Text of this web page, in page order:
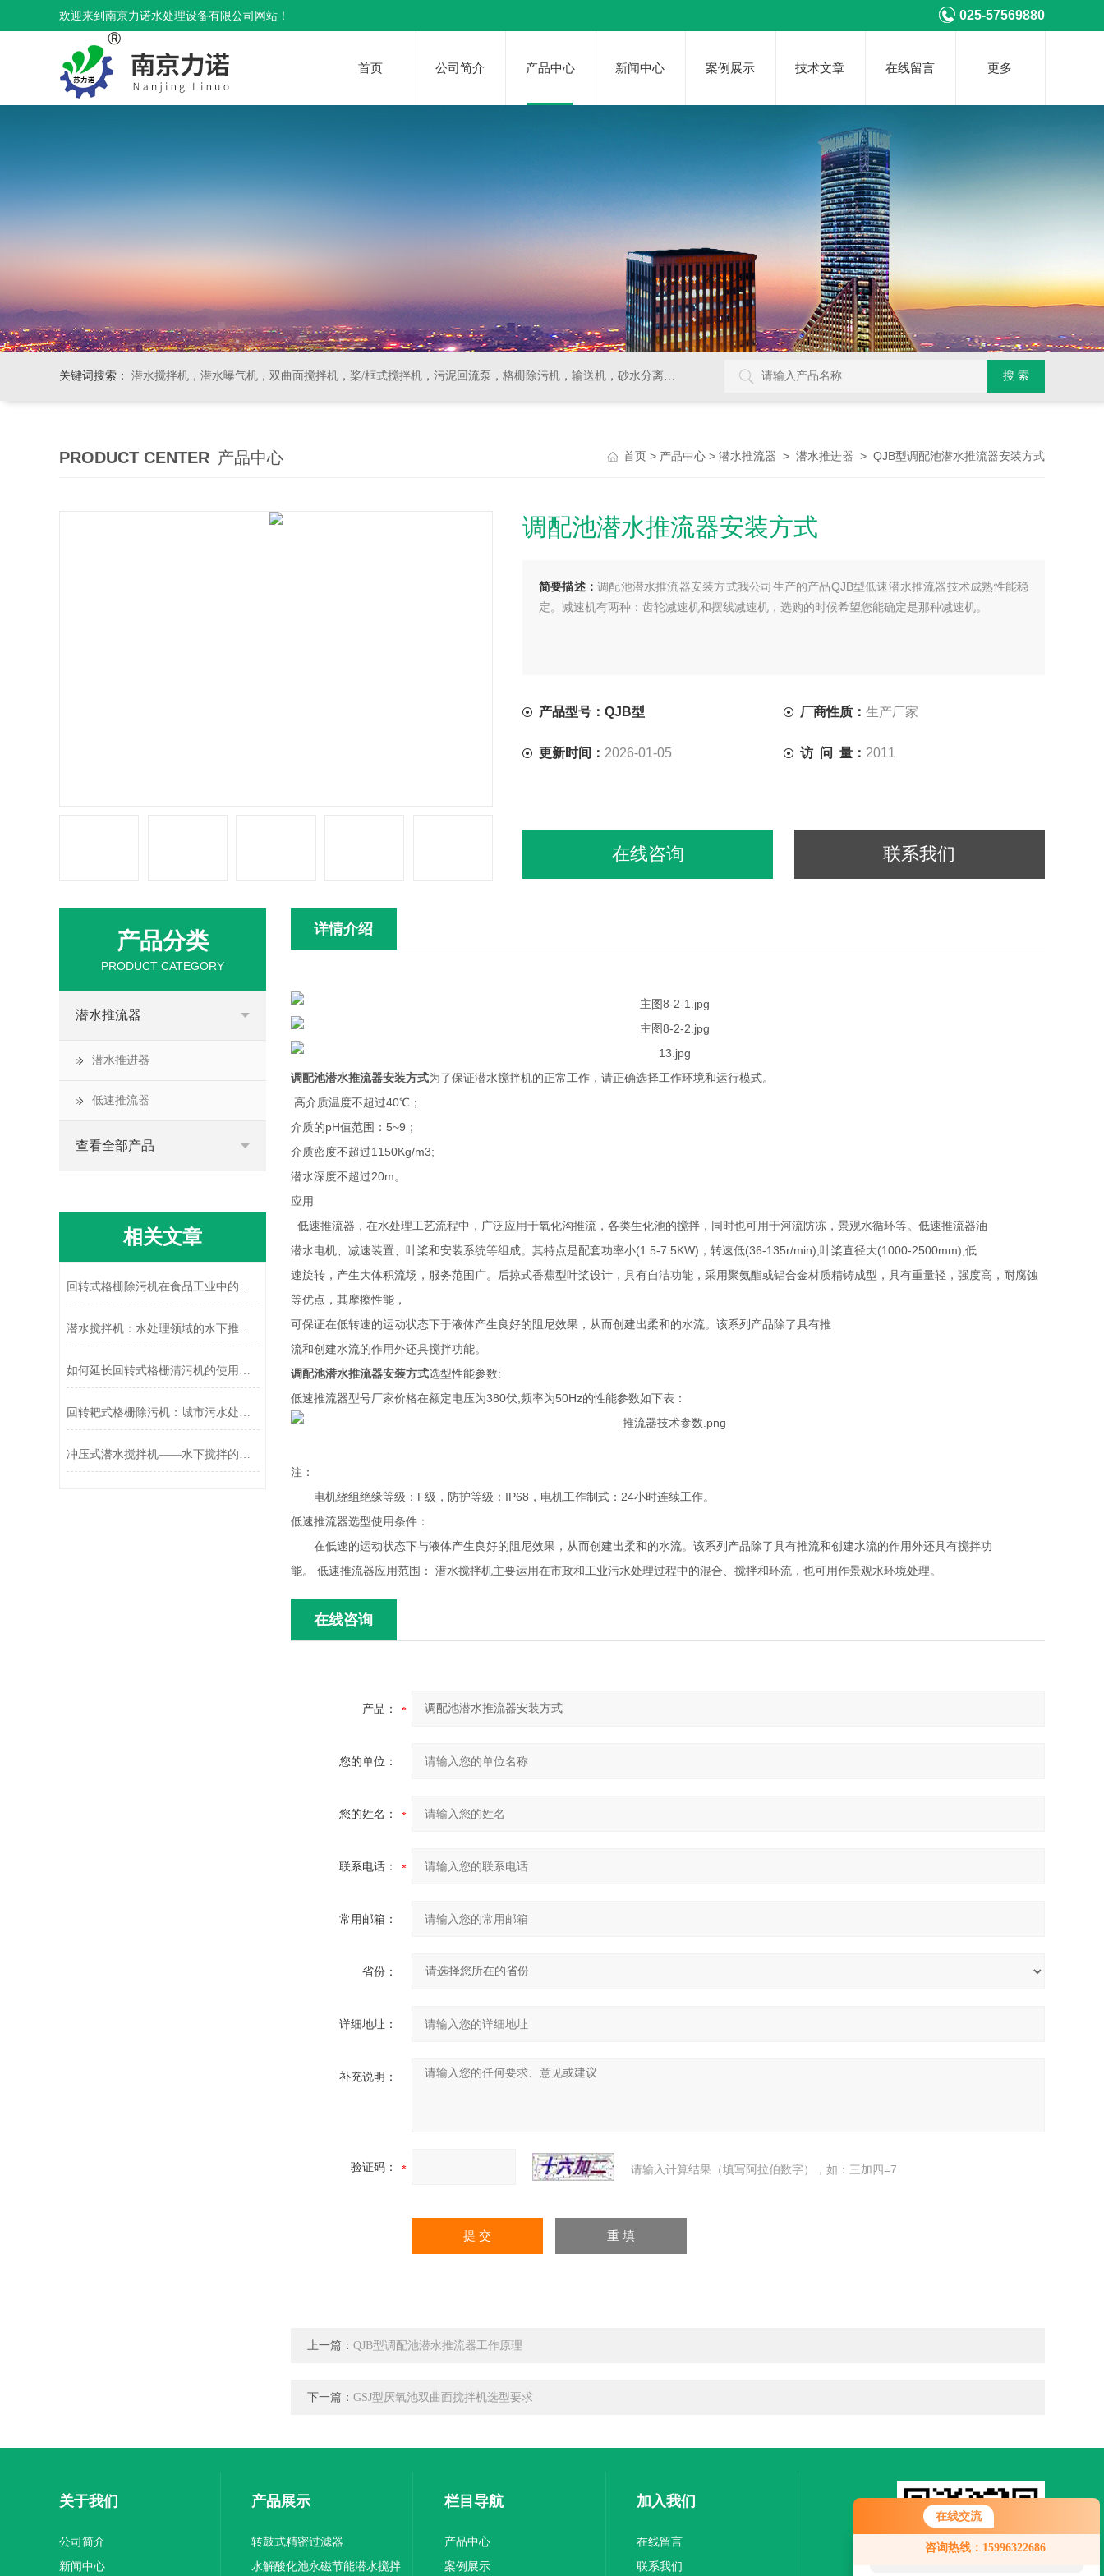
在线交流
咨询热线：15996322686
您好！欢迎前来咨询，很高兴为您
服务，请问您要咨询什么问题呢？
欢迎来到南京力诺水处理设备有限公司网站！ 025-57569880
首页 公司简介 产品中心 新闻中心 案例展示 技术文章 在线留言 更多
关键词搜索： 潜水搅拌机，潜水曝气机，双曲面搅拌机，桨/框式搅拌机，污泥回流泵，格栅除污机，输送机，砂水分离器等水处理设备
PRODUCT CENTER 产品中心 首页 > 产品中心 > 潜水推流器 > 潜水推进器 > QJB型调配池潜水推流器安装方式
调配池潜水推流器安装方式
简要描述：调配池潜水推流器安装方式我公司生产的产品QJB型低速潜水推流器技术成熟性能稳
定。减速机有两种：齿轮减速机和摆线减速机，选购的时候希望您能确定是那种减速机。
产品型号：QJB型 厂商性质： 生产厂家
更新时间： 2026-01-05 访 问 量： 2011
在线咨询 联系我们
详情介绍
调配池潜水推流器安装方式为了保证潜水搅拌机的正常工作，请正确选择工作环境和运行模式。
高介质温度不超过40℃；
介质的pH值范围：5~9；
介质密度不超过1150Kg/m3;
潜水深度不超过20m。
应用
低速推流器，在水处理工艺流程中，广泛应用于氧化沟推流，各类生化池的搅拌，同时也可用于河流防冻，景观水循环等。低速推流器油
潜水电机、减速装置、叶桨和安装系统等组成。其特点是配套功率小(1.5-7.5KW)，转速低(36-135r/min),叶桨直径大(1000-2500mm),低
速旋转，产生大体积流场，服务范围广。后掠式香蕉型叶桨设计，具有自洁功能，采用聚氨酯或铝合金材质精铸成型，具有重量轻，强度高，耐腐蚀
等优点，其摩擦性能，
可保证在低转速的运动状态下于液体产生良好的阻尼效果，从而创建出柔和的水流。该系列产品除了具有推
流和创建水流的作用外还具搅拌功能。
调配池潜水推流器安装方式选型性能参数:
低速推流器型号厂家价格在额定电压为380伏,频率为50Hz的性能参数如下表：
注：
电机绕组绝缘等级：F级，防护等级：IP68，电机工作制式：24小时连续工作。
低速推流器选型使用条件：
在低速的运动状态下与液体产生良好的阻尼效果，从而创建出柔和的水流。该系列产品除了具有推流和创建水流的作用外还具有搅拌功
能。 低速推流器应用范围： 潜水搅拌机主要运用在市政和工业污水处理过程中的混合、搅拌和环流，也可用作景观水环境处理。
在线咨询
产品：
您的单位：
您的姓名：
联系电话：
常用邮箱：
省份：
详细地址：
补充说明：
验证码： 请输入计算结果（填写阿拉伯数字），如：三加四=7
上一篇： QJB型调配池潜水推流器工作原理
下一篇： GSJ型厌氧池双曲面搅拌机选型要求
产品分类
PRODUCT CATEGORY
潜水推流器
潜水推进器
低速推流器
查看全部产品
相关文章
回转式格栅除污机在食品工业中的应用
潜水搅拌机：水处理领域的水下推动者
如何延长回转式格栅清污机的使用寿命
回转耙式格栅除污机：城市污水处理的“清道夫”
冲压式潜水搅拌机——水下搅拌的能工巧匠
关于我们
公司简介
新闻中心
产品展示
转鼓式精密过滤器
水解酸化池永磁节能潜水搅拌
栏目导航
产品中心
案例展示
加入我们
在线留言
联系我们